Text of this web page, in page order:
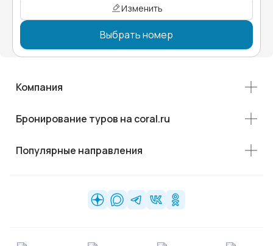
Изменить
Выбрать номер
Компания
Бронирование туров на coral.ru
Популярные направления